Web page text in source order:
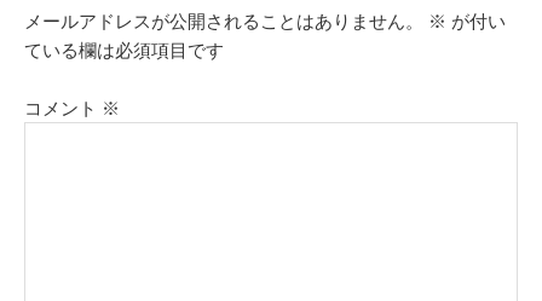
メールアドレスが公開されることはありません。 ※ が付い
ている欄は必須項目です
コメント ※